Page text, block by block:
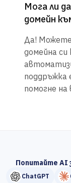
Мога ли
домейн
Да! Можете
домейна
поддръжка
помогне на
Попитайте AI
ChatGPT